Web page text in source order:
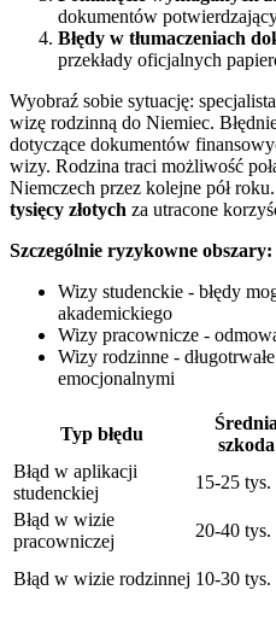
dokumentów
Błędy w tłumaczeniach
przekłady oficjalnych
Wyobraź sobie sytuację:
wizę rodzinną do Niemiec.
dotyczące dokumentów
wizy. Rodzina traci możliwość
Niemczech przez kolejne pół
tysięcy złotych za utracone
Szczególnie ryzykowne obszary:
Wizy studenckie - błędy
akademickiego
Wizy pracownicze -
Wizy rodzinne -
emocjonalnymi
Typ błędu
Średnia
szkoda
Błąd w aplikacji
studenckiej
15-25 tys.
Błąd w wizie
pracowniczej
20-40 tys.
Błąd w wizie rodzinnej 10-30 tys.